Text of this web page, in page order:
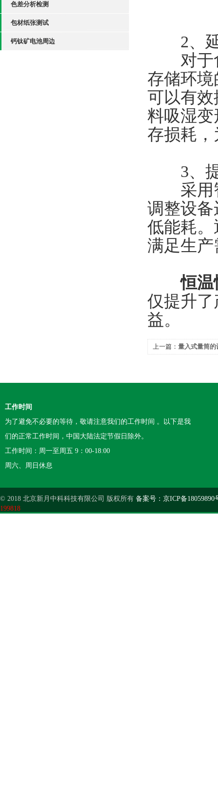
色差分析检测
包材纸张测试
钙钛矿电池周边
​​2、延
对于食
存储环
可以有
料吸湿
存损耗
3、​​提
采用智
调整设
低能耗
满足生
恒温
仅提升
益。
上一篇： 量入式量筒的
工作时间
为了避免不必要的等待，敬请注意我们的工作时间 。以下是我
们的正常工作时间，中国大陆法定节假日除外。
工作时间：周一至周五 9：00-18:00
周六、周日休息
© 2018 北京新月中科科技有限公司 版权所有 备案号：京ICP备18059890
199818